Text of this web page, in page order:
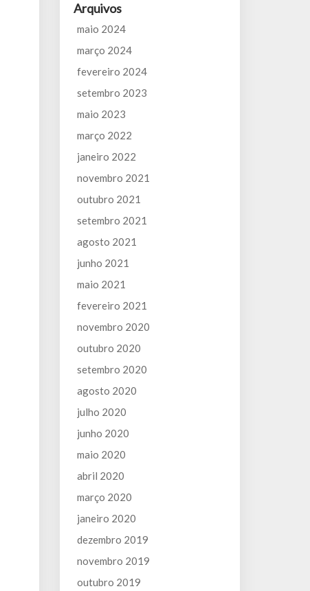
Arquivos
maio 2024
março 2024
fevereiro 2024
setembro 2023
maio 2023
março 2022
janeiro 2022
novembro 2021
outubro 2021
setembro 2021
agosto 2021
junho 2021
maio 2021
fevereiro 2021
novembro 2020
outubro 2020
setembro 2020
agosto 2020
julho 2020
junho 2020
maio 2020
abril 2020
março 2020
janeiro 2020
dezembro 2019
novembro 2019
outubro 2019